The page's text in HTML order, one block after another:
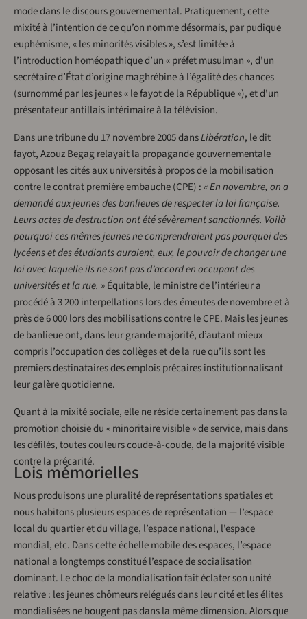
mode dans le discours gouvernemental. Pratiquement, cette
mixité à l’intention de ce qu’on nomme désormais, par pudique
euphémisme, « les minorités visibles », s’est limitée à
l’introduction homéopathique d’un « préfet musulman », d’un
secrétaire d’État d’origine maghrébine à l’égalité des chances
(surnommé par les jeunes « le fayot de la République »), et d’un
présentateur antillais intérimaire à la télévision.
Dans une tribune du 17 novembre 2005 dansLibération, le dit
fayot, Azouz Begag relayait la propagande gouvernementale
opposant les cités aux universités à propos de la mobilisation
contre le contrat première embauche (CPE) :« En novembre, on a
demandé aux jeunes des banlieues de respecter la loi française.
Leurs actes de destruction ont été sévèrement sanctionnés. Voilà
pourquoi ces mêmes jeunes ne comprendraient pas pourquoi des
lycéens et des étudiants auraient, eux, le pouvoir de changer une
loi avec laquelle ils ne sont pas d’accord en occupant des
universités et la rue. »Équitable, le ministre de l’intérieur a
procédé à 3 200 interpellations lors des émeutes de novembre et à
près de 6 000 lors des mobilisations contre le CPE. Mais les jeunes
de banlieue ont, dans leur grande majorité, d’autant mieux
compris l’occupation des collèges et de la rue qu’ils sont les
premiers destinataires des emplois précaires institutionnalisant
leur galère quotidienne.
Quant à la mixité sociale, elle ne réside certainement pas dans la
promotion choisie du « minoritaire visible » de service, mais dans
les défilés, toutes couleurs coude-à-coude, de la majorité visible
contre la précarité.
Lois mémorielles
Nous produisons une pluralité de représentations spatiales et
nous habitons plusieurs espaces de représentation — l’espace
local du quartier et du village, l’espace national, l’espace
mondial, etc. Dans cette échelle mobile des espaces, l’espace
national a longtemps constitué l’espace de socialisation
dominant. Le choc de la mondialisation fait éclater son unité
relative : les jeunes chômeurs relégués dans leur cité et les élites
mondialisées ne bougent pas dans la même dimension. Alors que